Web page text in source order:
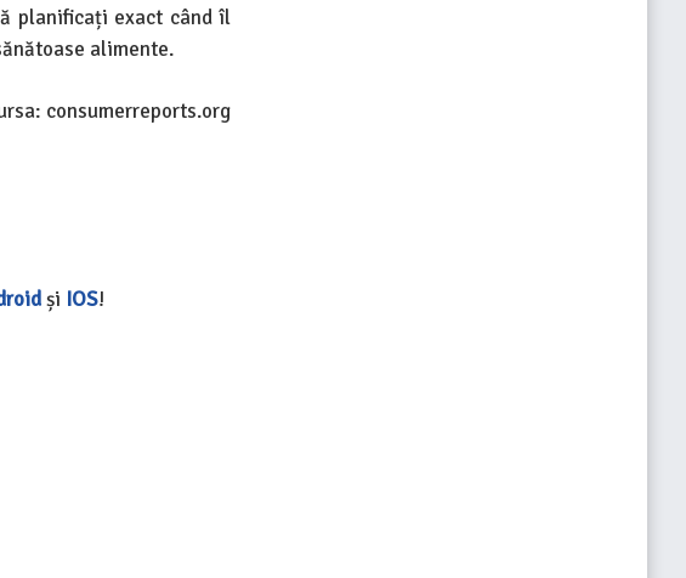
planificați exact când îl
alimente.
consumerreports.org
și IOS!